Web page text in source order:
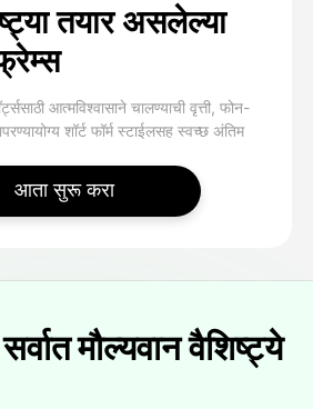
तयार असलेल्या
आत्मविश्वासाने चालण्याची वृत्ती, फोन-
शॉर्ट फॉर्म स्टाईलसह स्वच्छ अंतिम
आता सुरू करा
मौल्यवान वैशिष्ट्ये